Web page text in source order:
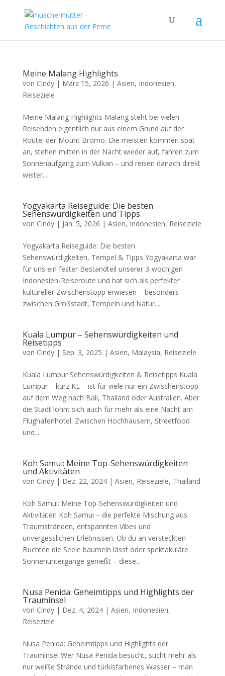
Meine Malang Highlights
von Cindy| März 15, 2026 | Asien, Indonesien,
Reiseziele
Meine Malang Highlights Malang steht bei vielen
Reisenden eigentlich nur aus einem Grund auf der
Route: der Mount Bromo. Die meisten kommen spät
an, stehen mitten in der Nacht wieder auf, fahren zum
Sonnenaufgang zum Vulkan – und reisen danach direkt
weiter....
Yogyakarta Reiseguide: Die besten
Sehenswürdigkeiten und Tipps
von Cindy| Jan. 5, 2026 | Asien, Indonesien, Reiseziele
Yogyakarta Reiseguide: Die besten
Sehenswürdigkeiten, Tempel & Tipps Yogyakarta war
für uns ein fester Bestandteil unserer 3-wöchigen
Indonesien-Reiseroute und hat sich als perfekter
kultureller Zwischenstopp erwiesen – besonders
zwischen Großstadt, Tempeln und Natur....
Kuala Lumpur – Sehenswürdigkeiten und
Reisetipps
von Cindy| Sep. 3, 2025 | Asien, Malaysia, Reiseziele
Kuala Lumpur Sehenswürdigkeiten & Reisetipps Kuala
Lumpur – kurz KL – ist für viele nur ein Zwischenstopp
auf dem Weg nach Bali, Thailand oder Australien. Aber
die Stadt lohnt sich auch für mehr als eine Nacht am
Flughafenhotel. Zwischen Hochhäusern, Streetfood
und...
Koh Samui: Meine Top-Sehenswürdigkeiten
und Aktivitäten
von Cindy| Dez. 22, 2024| Asien, Reiseziele, Thailand
Koh Samui: Meine Top-Sehenswürdigkeiten und
Aktivitäten Koh Samui – die perfekte Mischung aus
Traumstränden, entspannten Vibes und
unvergesslichen Erlebnissen. Ob du an versteckten
Buchten die Seele baumeln lässt oder spektakuläre
Sonnenuntergänge genießt – diese...
Nusa Penida: Geheimtipps und Highlights der
Trauminsel
von Cindy| Dez. 4, 2024| Asien, Indonesien,
Reiseziele
Nusa Penida: Geheimtipps und Highlights der
Trauminsel Wer Nusa Penida besucht, sucht mehr als
nur weiße Strände und türkisfarbenes Wasser – man